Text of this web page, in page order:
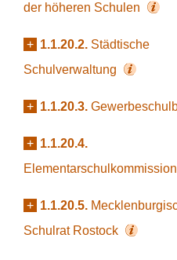
der höheren Schulen
+ 1.1.20.2. Städtische
Schulverwaltung
+ 1.1.20.3.
+ 1.1.20.4.
Elementarschulkommission
+ 1.1.20.5.
Schulrat Rostock